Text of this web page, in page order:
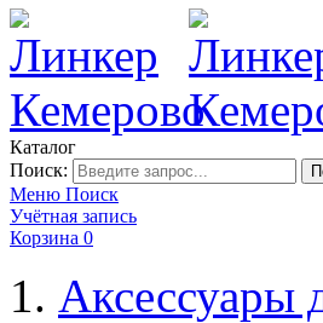
Каталог
Поиск:
Меню Поиск
Учётная запись
Корзина 0
Аксессуары